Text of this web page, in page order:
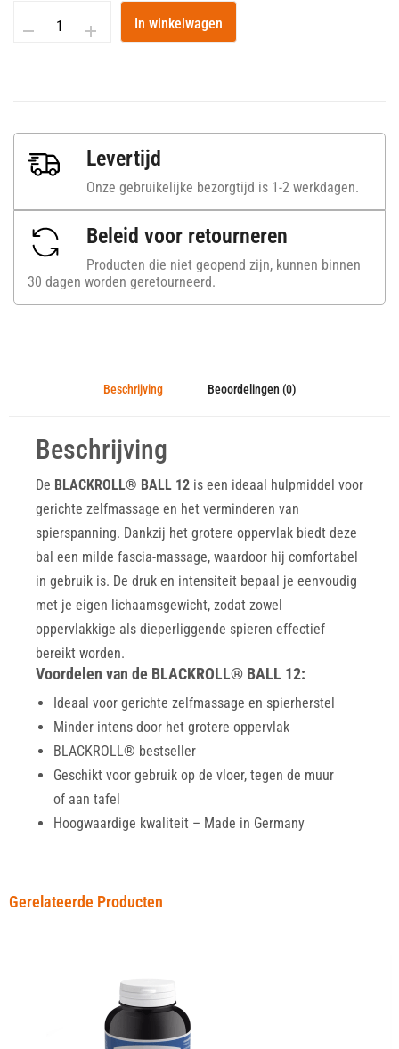
In winkelwagen
Levertijd
Onze gebruikelijke bezorgtijd is 1-2 werkdagen.
Beleid voor retourneren
Producten die niet geopend zijn, kunnen binnen
30 dagen worden geretourneerd.
Beschrijving Beoordelingen (0)
Beschrijving
De BLACKROLL® BALL 12 is een ideaal hulpmiddel voor
gerichte zelfmassage en het verminderen van
spierspanning. Dankzij het grotere oppervlak biedt deze
bal een milde fascia-massage, waardoor hij comfortabel
in gebruik is. De druk en intensiteit bepaal je eenvoudig
met je eigen lichaamsgewicht, zodat zowel
oppervlakkige als dieperliggende spieren effectief
bereikt worden.
Voordelen van de BLACKROLL® BALL 12:
Ideaal voor gerichte zelfmassage en spierherstel
Minder intens door het grotere oppervlak
BLACKROLL® bestseller
Geschikt voor gebruik op de vloer, tegen de muur
of aan tafel
Hoogwaardige kwaliteit – Made in Germany
Gerelateerde Producten